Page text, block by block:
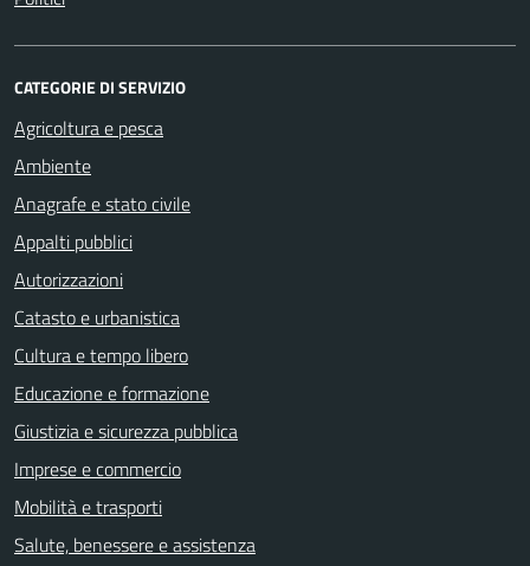
CATEGORIE DI SERVIZIO
Agricoltura e pesca
Ambiente
Anagrafe e stato civile
Appalti pubblici
Autorizzazioni
Catasto e urbanistica
Cultura e tempo libero
Educazione e formazione
Giustizia e sicurezza pubblica
Imprese e commercio
Mobilità e trasporti
Salute, benessere e assistenza